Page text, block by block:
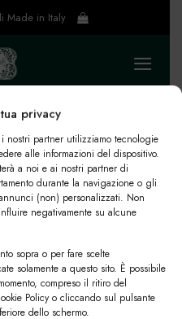
privacy
nostri partner utilizziamo tecnologie
alle informazioni del dispositivo.
a noi e ai nostri partner di
durante la navigazione o gli
(non) personalizzati. Non
negativamente su alcune
sopra o per fare scelte
solamente a questo sito. È possibile
compreso il ritiro del
Policy o cliccando sul pulsante
dello schermo.
Made in Italy